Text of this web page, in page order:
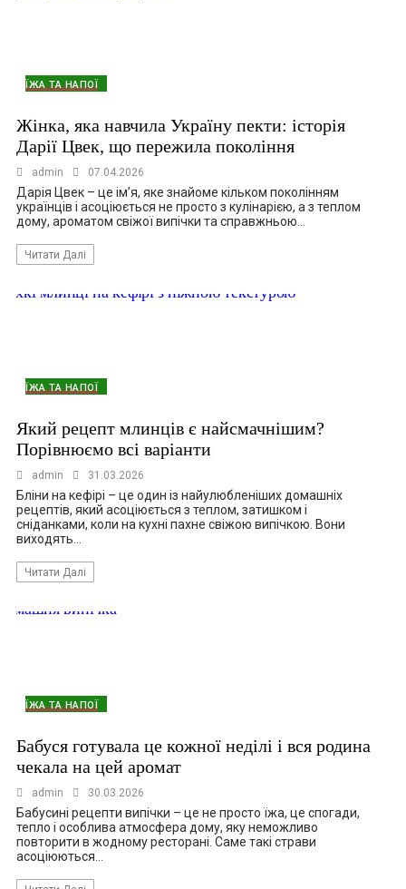
ЇЖА ТА НАПОЇ
Жінка, яка навчила Україну пекти: історія
Дарії Цвек, що пережила покоління
admin 07.04.2026
Дарія Цвек – це ім’я, яке знайоме кільком поколінням
українців і асоціюється не просто з кулінарією, а з теплом
дому, ароматом свіжої випічки та справжньою…
Читати Далі
ЇЖА ТА НАПОЇ
Який рецепт млинців є найсмачнішим?
Порівнюємо всі варіанти
admin 31.03.2026
Бліни на кефірі – це один із найулюбленіших домашніх
рецептів, який асоціюється з теплом, затишком і
сніданками, коли на кухні пахне свіжою випічкою. Вони
виходять…
Читати Далі
ЇЖА ТА НАПОЇ
Бабуся готувала це кожної неділі і вся родина
чекала на цей аромат
admin 30.03.2026
Бабусині рецепти випічки – це не просто їжа, це спогади,
тепло і особлива атмосфера дому, яку неможливо
повторити в жодному ресторані. Саме такі страви
асоціюються…